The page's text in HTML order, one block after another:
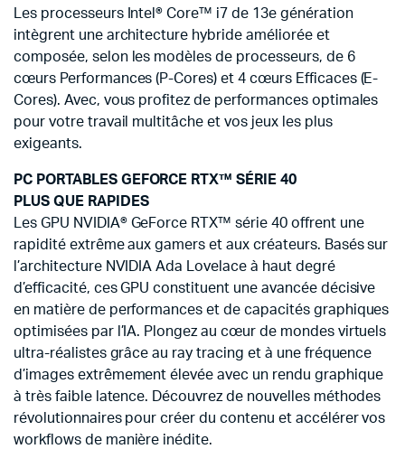
Les processeurs Intel® Core™ i7 de 13e génération
intègrent une architecture hybride améliorée et
composée, selon les modèles de processeurs, de 6
cœurs Performances (P-Cores) et 4 cœurs Efficaces (E-
Cores). Avec, vous profitez de performances optimales
pour votre travail multitâche et vos jeux les plus
exigeants.
PC PORTABLES GEFORCE RTX™ SÉRIE 40
PLUS QUE RAPIDES
Les GPU NVIDIA® GeForce RTX™ série 40 offrent une
rapidité extrême aux gamers et aux créateurs. Basés sur
l’architecture NVIDIA Ada Lovelace à haut degré
d’efficacité, ces GPU constituent une avancée décisive
en matière de performances et de capacités graphiques
optimisées par l’IA. Plongez au cœur de mondes virtuels
ultra-réalistes grâce au ray tracing et à une fréquence
d’images extrêmement élevée avec un rendu graphique
à très faible latence. Découvrez de nouvelles méthodes
révolutionnaires pour créer du contenu et accélérer vos
workflows de manière inédite.